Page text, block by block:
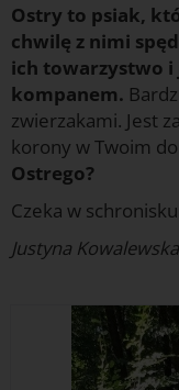
Ostry to psiak,
chwilę z nimi
ich towarzystwo i
kompanem.
zwierzakami. Jest
korony w Twoim
Ostrego?
Czeka w
Justyna